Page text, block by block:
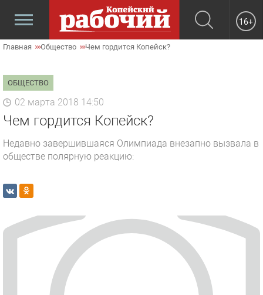
16+
Главная Общество Чем гордится Копейск?
ОБЩЕСТВО
02 марта 2018 14:50
Чем гордится Копейск?
Недавно завершившаяся Олимпиада внезапно вызвала в
обществе полярную реакцию: